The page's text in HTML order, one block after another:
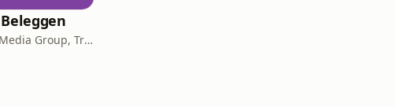
Roularta Media Group, Trends